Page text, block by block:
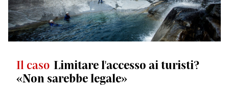
Il caso Limitare l'accesso ai turisti?
«Non sarebbe legale»